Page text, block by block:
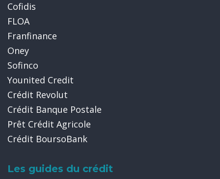
Cofidis
FLOA
Franfinance
Oney
Sofinco
Younited Credit
Crédit Revolut
Crédit Banque Postale
Prêt Crédit Agricole
Crédit BoursoBank
Les guides du crédit